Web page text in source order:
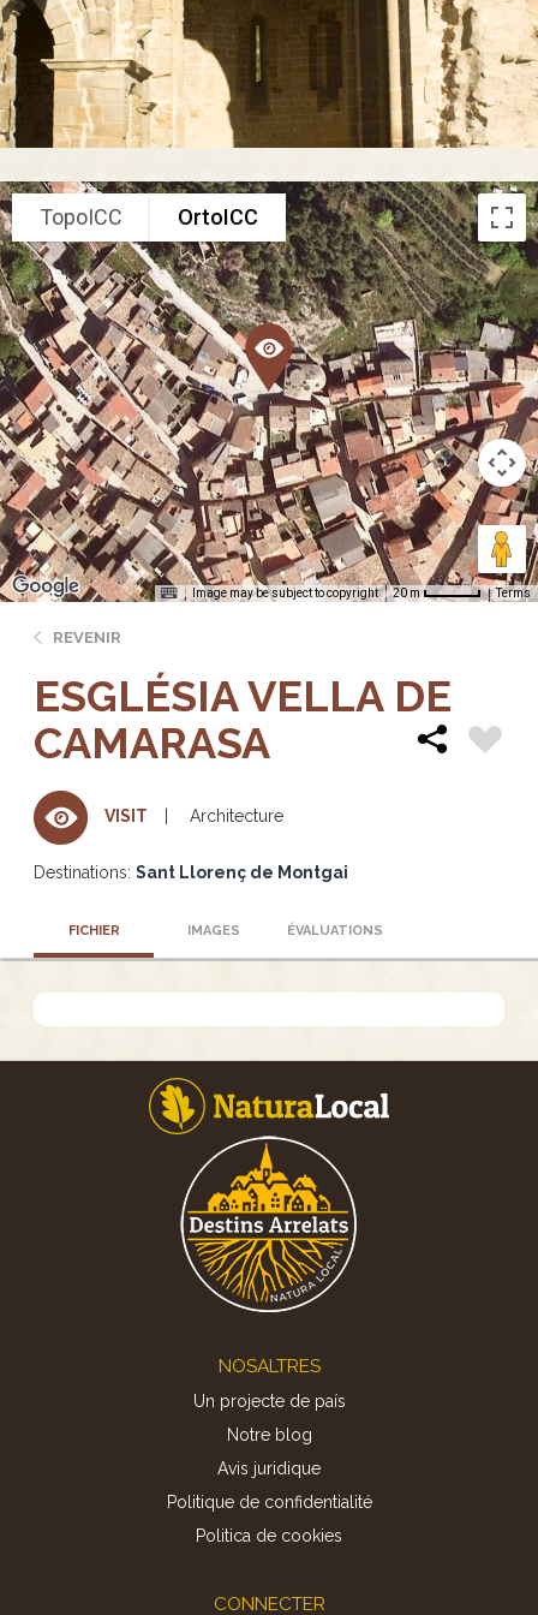
TopoICC OrtoICC
Image may be subject to copyright 20 m Terms
REVENIR
ESGLÉSIA VELLA DE
CAMARASA
VISIT Architecture
Destinations: Sant Llorenç de Montgai
FICHIER IMAGES ÉVALUATIONS
NOSALTRES
Un projecte de país
Notre blog
Avis juridique
Politique de confidentialité
Politica de cookies
CONNECTER